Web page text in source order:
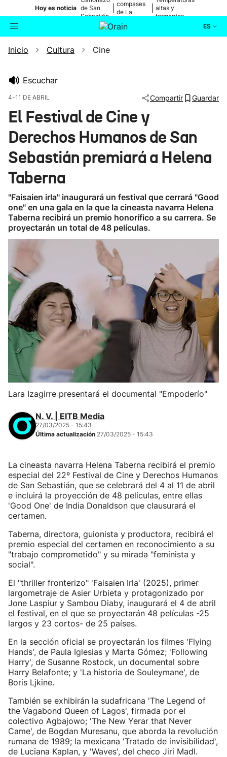
Hoy es noticia de San
Sebastián
compases
de La
altas y
tormentas
ES
Buscador Actualidad
Ikusmiran
Eguraldia
Inicio Cultura Cine
Escuchar
4-11 DE ABRIL Compartir Guardar
El Festival de Cine y
Derechos Humanos de San
Sebastián premiará a Helena
Taberna
"Faisaien irla" inaugurará un festival que cerrará "Good
one" en una gala en la que la cineasta navarra Helena
Taberna recibirá un premio honorífico a su carrera. Se
proyectarán un total de 48 películas.
Lara Izagirre presentará el documental "Empoderío"
N. V. | EITB Media
27/03/2025 - 15:43
Última actualización 27/03/2025 - 15:43
La cineasta navarra Helena Taberna recibirá el premio
especial del 22º Festival de Cine y Derechos Humanos
de San Sebastián, que se celebrará del 4 al 11 de abril
e incluirá la proyección de 48 películas, entre ellas
'Good One' de India Donaldson que clausurará el
certamen.
Taberna, directora, guionista y productora, recibirá el
premio especial del certamen en reconocimiento a su
"trabajo comprometido" y su mirada "feminista y
social".
El "thriller fronterizo" 'Faisaien Irla' (2025), primer
largometraje de Asier Urbieta y protagonizado por
Jone Laspiur y Sambou Diaby, inaugurará el 4 de abril
el festival, en el que se proyectarán 48 películas -25
largos y 23 cortos- de 25 países.
En la sección oficial se proyectarán los filmes 'Flying
Hands', de Paula Iglesias y Marta Gómez; 'Following
Harry', de Susanne Rostock, un documental sobre
Harry Belafonte; y 'La historia de Souleymane', de
Boris Ljkine.
También se exhibirán la sudafricana 'The Legend of
the Vagabond Queen of Lagos', firmada por el
colectivo Agbajowo; 'The New Yerar that Never
Came', de Bogdan Muresanu, que aborda la revolución
rumana de 1989; la mexicana 'Tratado de invisibilidad',
de Luciana Kaplan, y 'Waves', del checo Jiri Madl.